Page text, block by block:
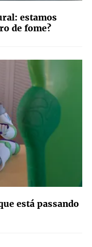
estamos
de fome?
está passando